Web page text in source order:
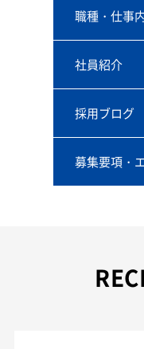
職種・仕事
社員紹介
採用ブログ
募集要項・